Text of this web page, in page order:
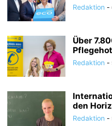
Redaktion -
Über
Redaktion -
den
Redaktion -